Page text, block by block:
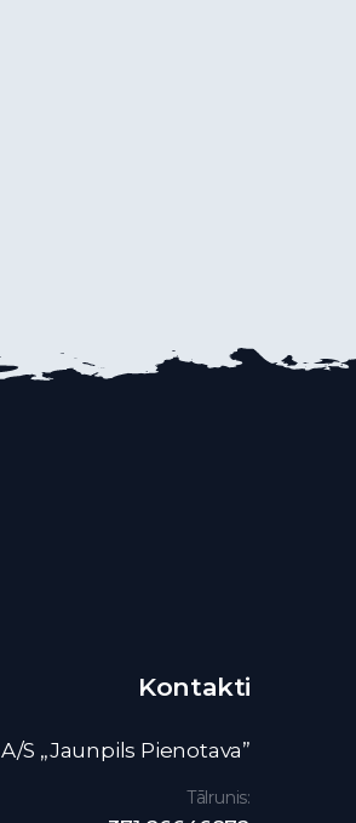
Kontakti
A/S „Jaunpils Pienotava”
Tālrunis: